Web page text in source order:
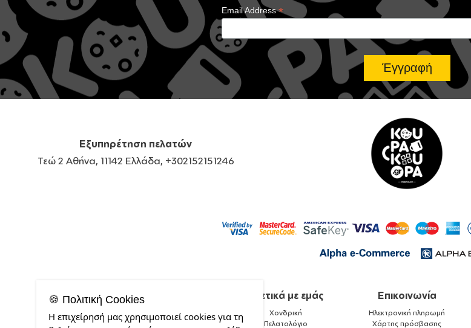
Email Address*
Εξυπηρέτηση πελατών
Τεώ 2 Αθήνα, 11142 Ελλάδα, +302152151246
Σχετικά με εμάς
Χονδρική
Πελατολόγιο
Επικοινωνία
Ηλεκτρονική πληρωμή
Χάρτης πρόσβασης
🍪 Πολιτική Cookies
Η επιχείρησή μας χρησιμοποιεί cookies για τη